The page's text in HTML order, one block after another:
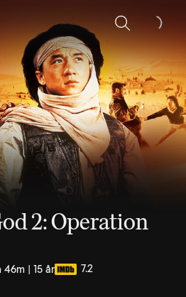
Sök
2: Operation
46m | 15 år 7.2